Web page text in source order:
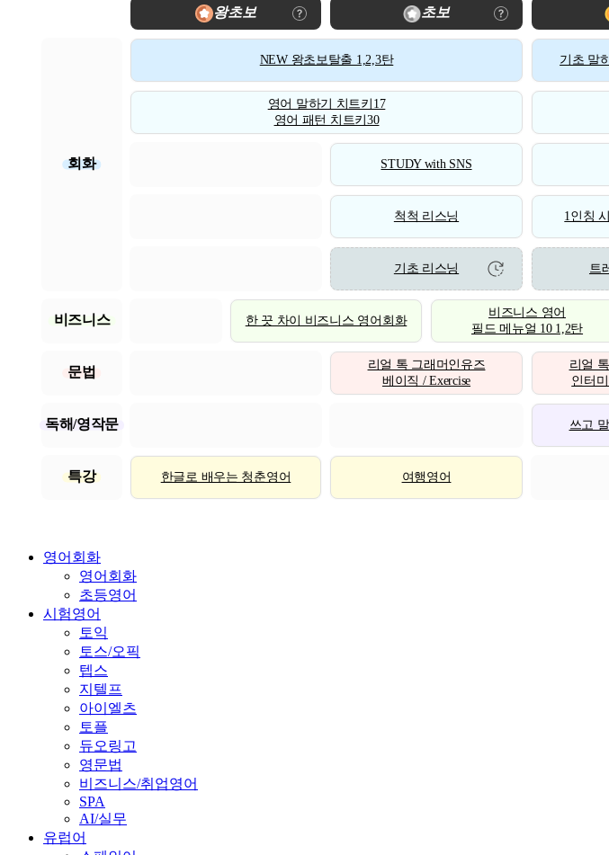
왕초보 초보
회화
NEW 왕초보탈출 1,2,3탄 기초 말
영어 말하기 치트키17
영어 패턴 치트키30
STUDY with SNS
척척 리스닝 1인칭
기초 리스닝 트
비즈니스 한 끗 차이 비즈니스 영어회화
비즈니스 영어
필드 메뉴얼 10 1,2탄
문법
리얼 톡 그래머인유즈
베이직 / Exercise
리얼
인터
독해/영작문 쓰고
특강 한글로 배우는 청춘영어 여행영어
영어회화
영어회화
초등영어
시험영어
토익
토스/오픽
텝스
지텔프
아이엘츠
토플
듀오링고
영문법
비즈니스/취업영어
SPA
AI/실무
유럽어